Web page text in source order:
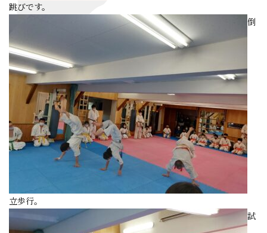
跳びです。
倒
立歩行。
試